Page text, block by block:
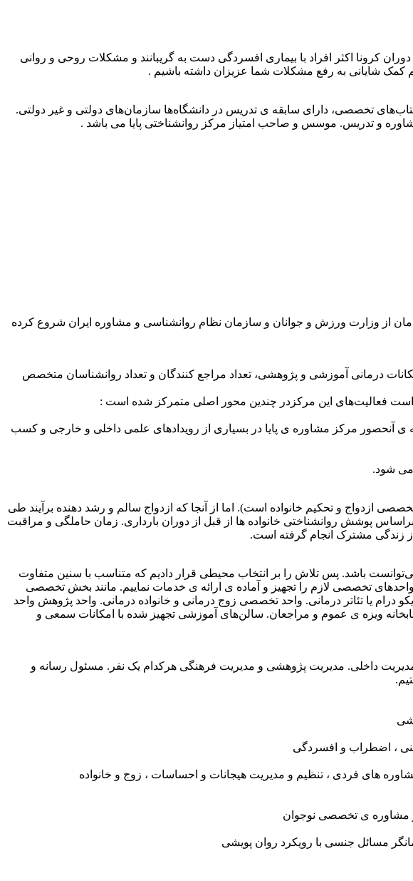
کرونا اکثر افراد با بیماری افسردگی دست به گریبانند و مشکلات روحی و روانی
کمک شایانی به رفع مشکلات شما عزیزان داشته باشیم .
تخصصی، دارای سابقه ی تدریس در دانشگاه‌ها سازمان‌های دولتی و غیر دولتی.
(تخصصی ازدواج و تحکیم خانواده) فعالیت خود را در دی ماه ۱۳۹۶ با اخذ دو مجوز توامان از وزارت ورزش و جوانان و سازمان نظام روانشناسی و مشاوره ایران شروع کرده
درمانی آموزشی و پژوهشی، تعداد مراجع کنندگان و تعداد روانشناسان متخصص
است فعالیت‌های این مرکزدر چندین محور اصلی متمرکز شده است :
ی آنحصور مرکز مشاوره ی پایا در بسیاری از رویدادهای علمی داخلی و خارجی و کسب
می شود.
ازدواج و تحکیم خانواده است). اما از آنجا که ازدواج سالم و رشد دهنده برآیند طی
پوشش روانشناختی خانواده ها از قبل از دوران بارداری. زمان حاملگی و مراقبت
زندگی مشترک انجام گرفته است.
باشد. پس تلاش را بر انتخاب محیطی قرار دادیم که متناسب با سنین متفاوت
۵ طبقه و اختصاص تمامی آن به مرکز توانستیم واحدهای تخصصی لازم را تجهیز و آماده ی ارائه ی خدمات نماییم. مانند بخش تخصصی
یا تئاتر درمانی. واحد تخصصی زوج درمانی و خانواده درمانی. واحد پژوهش واحد
ویزه ی عموم و مراجعان. سالن‌های آموزشی تجهیز شده با امکانات سمعی و
و مشاوره ۵کادر دفتری آموزش دیده و متبحر. مدیریت داخلی. مدیریت پژوهشی و مدیریت فرهنگی هرکدام یک نفر. مسئول رسانه و
، اضطراب و افسردگی
های فردی ، تنظیم و مدیریت هیجانات و احساسات ، زوج و خانواده
و مشاوره ی تخصصی نوجوان
مسائل جنسی با رویکرد روان پویشی